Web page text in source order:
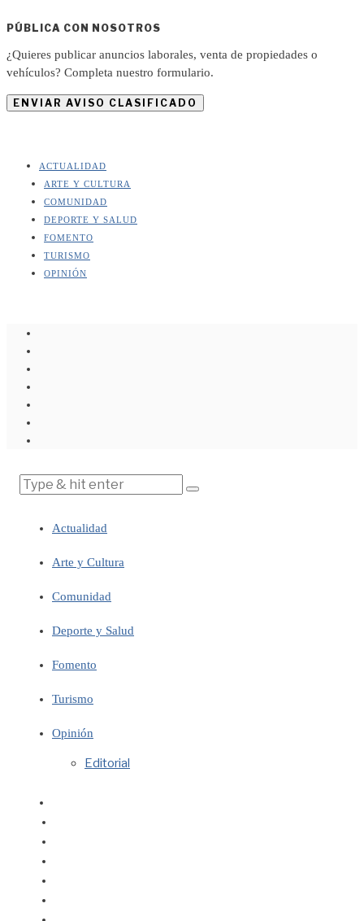
PÚBLICA CON NOSOTROS
¿Quieres publicar anuncios laborales, venta de propiedades o
vehículos? Completa nuestro formulario.
ENVIAR AVISO CLASIFICADO
ACTUALIDAD
ARTE Y CULTURA
COMUNIDAD
DEPORTE Y SALUD
FOMENTO
TURISMO
OPINIÓN
Actualidad
Arte y Cultura
Comunidad
Deporte y Salud
Fomento
Turismo
Opinión
Editorial